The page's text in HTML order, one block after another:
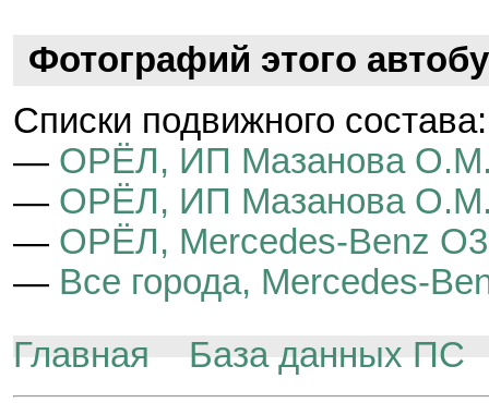
Фотографий этого
Cписки подвижного состава:
— ОРЁЛ, ИП Мазанова
— ОРЁЛ, ИП Мазанова
— ОРЁЛ, Mercedes-Benz
— Все города, Mercedes-
Главная
База данных ПС